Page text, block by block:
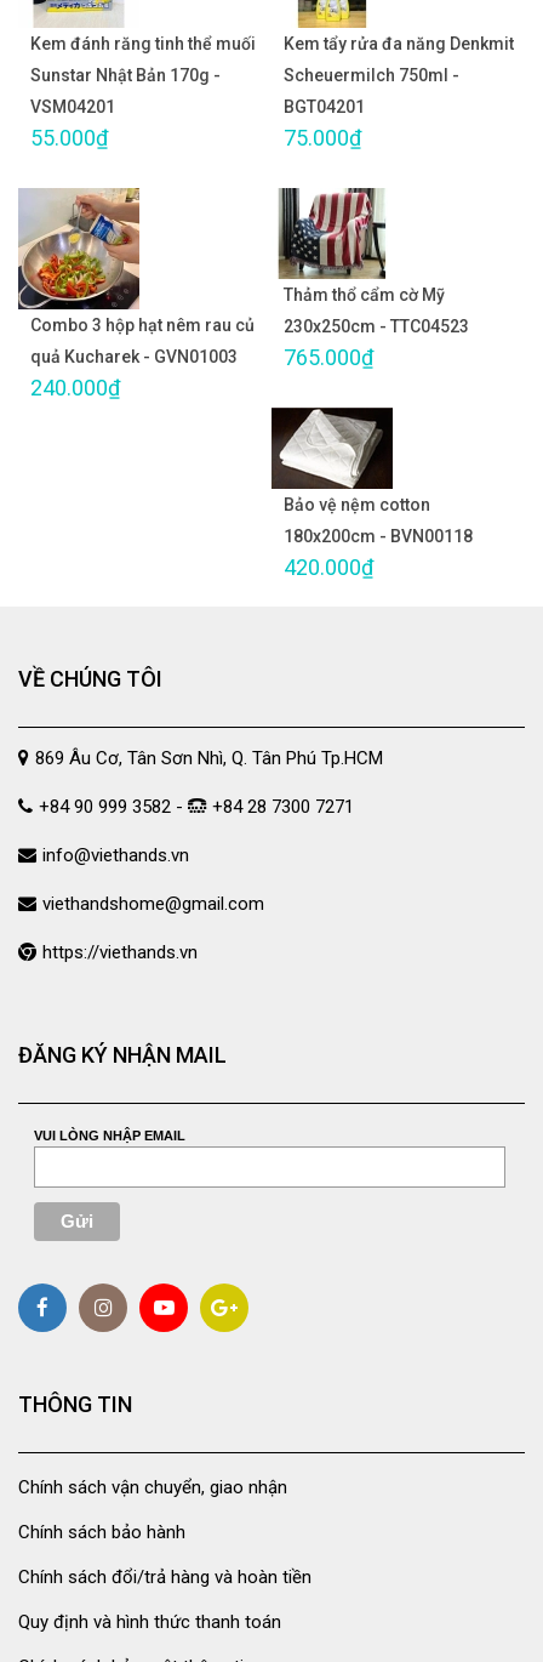
Kem đánh răng tinh thể muối
Sunstar Nhật Bản 170g -
VSM04201
55.000₫
Kem tẩy rửa đa năng Denkmit
Scheuermilch 750ml -
BGT04201
75.000₫
Combo 3 hộp hạt nêm rau củ
quả Kucharek - GVN01003
240.000₫
Thảm thổ cẩm cờ Mỹ
230x250cm - TTC04523
765.000₫
Bảo vệ nệm cotton
180x200cm - BVN00118
420.000₫
VỀ CHÚNG TÔI
869 Âu Cơ, Tân Sơn Nhì, Q. Tân Phú Tp.HCM
+84 90 999 3582 - +84 28 7300 7271
info@viethands.vn
viethandshome@gmail.com
https://viethands.vn
ĐĂNG KÝ NHẬN MAIL
VUI LÒNG NHẬP EMAIL
THÔNG TIN
Chính sách vận chuyển, giao nhận
Chính sách bảo hành
Chính sách đổi/trả hàng và hoàn tiền
Quy định và hình thức thanh toán